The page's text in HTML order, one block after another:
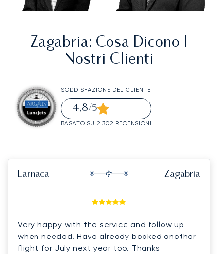
Zagabria: Cosa Dicono I
Nostri Clienti
SODDISFAZIONE DEL CLIENTE
4,8/5
BASATO SU 2.302 RECENSIONI
Larnaca Zagabria
Very happy with the service and follow up
when needed. Have already booked another
flight for July next year too. Thanks